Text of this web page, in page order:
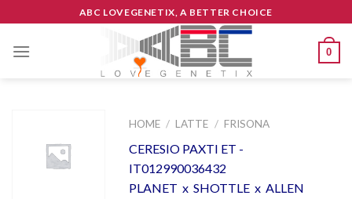
to
content
ABC LOVEGENETIX, A BETTER CHOICE
0
HOME / LATTE / FRISONA
CERESIO PAXTI ET -
IT012990036432
PLANET x SHOTTLE x ALLEN